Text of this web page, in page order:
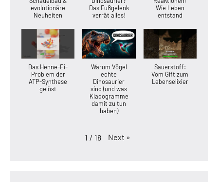
evolutionäre
Neuheiten
Das Fußgelenk
verrät alles!
Wie Leben
entstand
Das Henne-Ei-
Problem der
ATP-Synthese
gelöst
Warum Vögel
echte
Dinosaurier
sind (und was
Kladogramme
damit zu tun
haben)
Sauerstoff:
Vom Gift zum
Lebenselixier
1 / 18 Next »